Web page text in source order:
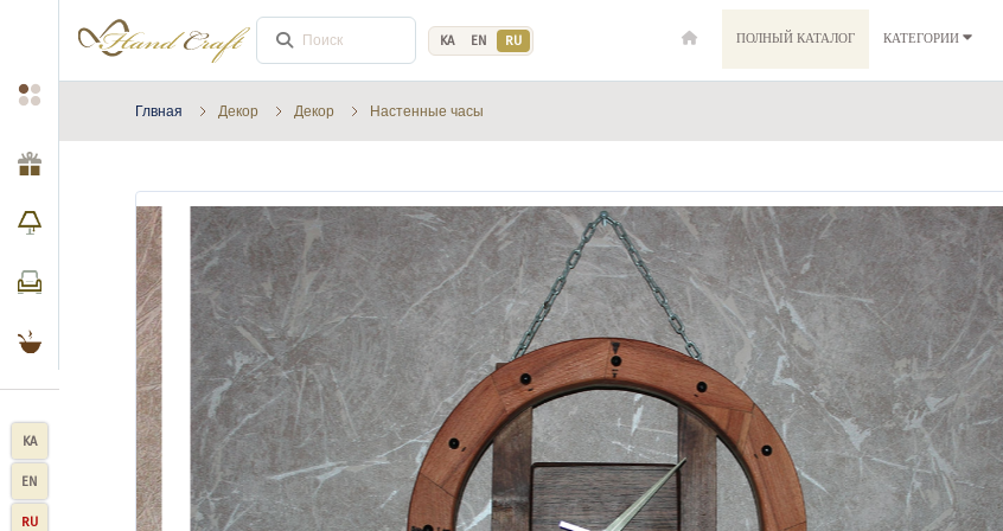
KA EN RU ПОЛНЫЙ КАТАЛОГ КАТЕГОРИИ
KA
EN
RU
Глвная Декор Декор Настенные часы